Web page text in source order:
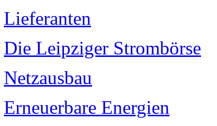
Lieferanten
Die Leipziger Strombörse
Netzausbau
Erneuerbare Energien